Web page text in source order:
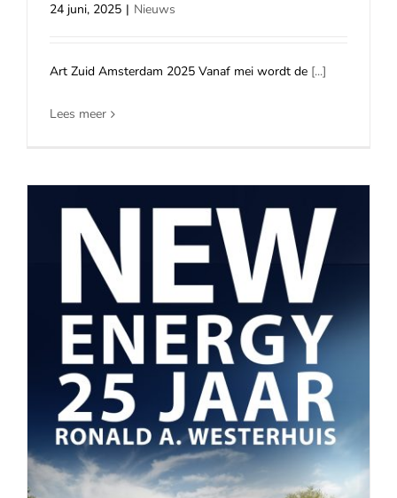
24 juni, 2025 | Nieuws
Art Zuid Amsterdam 2025 Vanaf mei wordt de [...]
Lees meer